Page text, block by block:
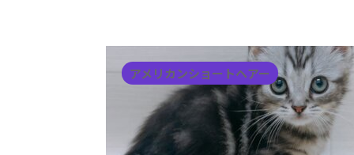
アメリカンショートヘアー